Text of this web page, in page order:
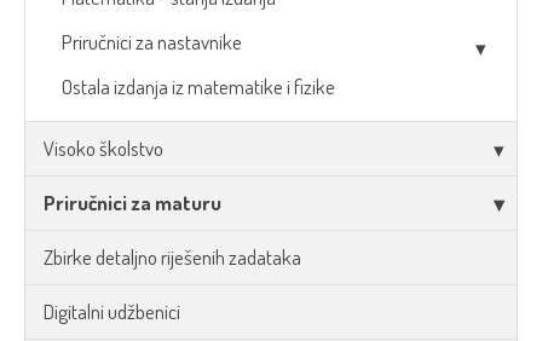
Priručnici za nastavnike
Ostala izdanja iz matematike i fizike
Visoko školstvo
Priručnici za maturu
Zbirke detaljno riješenih zadataka
Digitalni udžbenici